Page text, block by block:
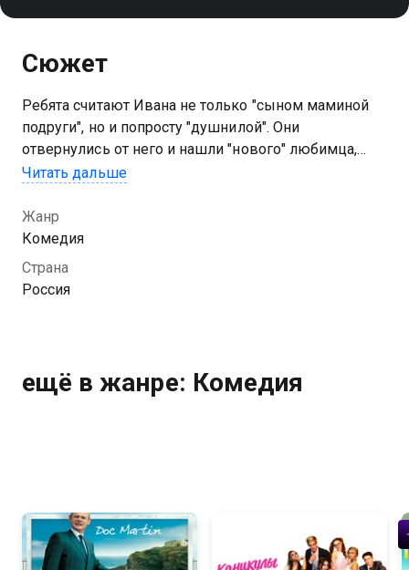
Сюжет
Ребята считают Ивана не только "сыном маминой
подруги", но и попросту "душнилой". Они
отвернулись от него и нашли "нового" любимца,
которым стал спортсмен Олег. Ивану придётся
сноукаякингу, чтобы вернуть друзей
Читать дальше
Жанр
Комедия
Страна
Россия
ещё в жанре: Комедия